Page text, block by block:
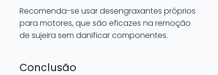
Recomenda-se usar desengraxantes próprios
para motores, que são eficazes na remoção
de sujeira sem danificar componentes.
Conclusão